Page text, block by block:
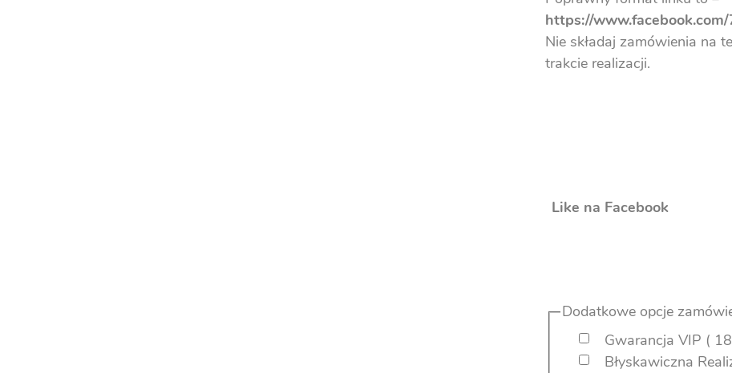
3.99 zł
do
99.00 zł
https://
Nie składaj zamówienia na
trakcie realizacji.
Like na Facebook
Dodatkowe opcje
Gwarancja VIP (
Błyskawiczna